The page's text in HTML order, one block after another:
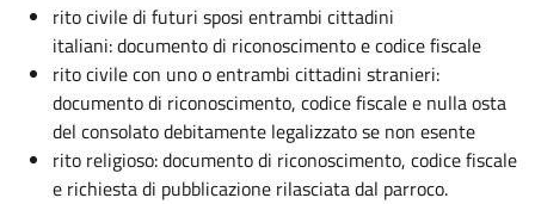
rito civile di futuri sposi entrambi cittadini
italiani: documento di riconoscimento e codice fiscale
rito civile con uno o entrambi cittadini stranieri:
documento di riconoscimento, codice fiscale e nulla osta
del consolato debitamente legalizzato se non esente
rito religioso: documento di riconoscimento, codice fiscale
e richiesta di pubblicazione rilasciata dal parroco.